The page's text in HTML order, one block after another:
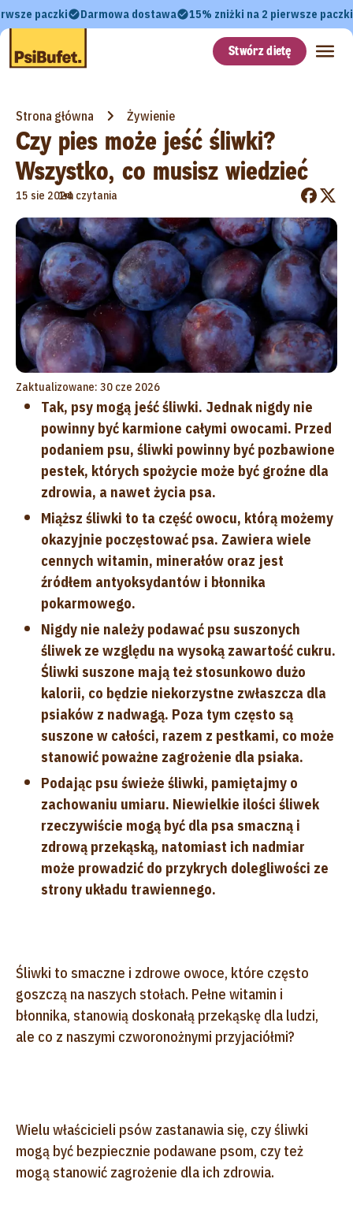
paczki Darmowa dostawa 15% zniżki na 2 pierwsze paczki
Stwórz dietę
Strona główna Żywienie
Czy pies może jeść śliwki?
Wszystko, co musisz wiedzieć
15 sie 2024
•
1m czytania
Zaktualizowane: 30 cze 2026
Tak, psy mogą jeść śliwki. Jednak nigdy nie
powinny być karmione całymi owocami. Przed
podaniem psu, śliwki powinny być pozbawione
pestek, których spożycie może być groźne dla
zdrowia, a nawet życia psa.
Miąższ śliwki to ta część owocu, którą możemy
okazyjnie poczęstować psa. Zawiera wiele
cennych witamin, minerałów oraz jest
źródłem antyoksydantów i błonnika
pokarmowego.
Nigdy nie należy podawać psu suszonych
śliwek ze względu na wysoką zawartość cukru.
Śliwki suszone mają też stosunkowo dużo
kalorii, co będzie niekorzystne zwłaszcza dla
psiaków z nadwagą. Poza tym często są
suszone w całości, razem z pestkami, co może
stanowić poważne zagrożenie dla psiaka.
Podając psu świeże śliwki, pamiętajmy o
zachowaniu umiaru. Niewielkie ilości śliwek
rzeczywiście mogą być dla psa smaczną i
zdrową przekąską, natomiast ich nadmiar
może prowadzić do przykrych dolegliwości ze
strony układu trawiennego.
Śliwki to smaczne i zdrowe owoce, które często
goszczą na naszych stołach. Pełne witamin i
błonnika, stanowią doskonałą przekąskę dla ludzi,
ale co z naszymi czworonożnymi przyjaciółmi?
Wielu właścicieli psów zastanawia się, czy śliwki
mogą być bezpiecznie podawane psom, czy też
mogą stanowić zagrożenie dla ich zdrowia.